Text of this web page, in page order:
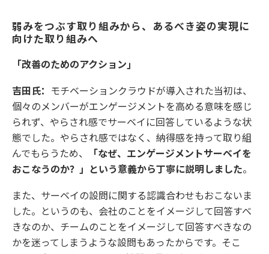
弱みをつぶす取り組みから、あるべき姿の実現に
向けた取り組みへ
「改善のためのアクション」
吉田氏： モチベーションクラウドが導入された当初は、
個々のメンバーがエンゲージメントを高める意味を感じ
られず、やらされ感でサーベイに回答しているような状
態でした。やらされ感ではなく、納得感を持って取り組
んでもらうため、
「なぜ、エンゲージメントサーベイを
おこなうのか？」という意義から丁寧に説明しました。
また、サーベイの設問に関する認識合わせもおこないま
した。というのも、会社のことをイメージして回答すべ
きなのか、チームのことをイメージして回答すべきなの
かを迷ってしまうような設問もあったからです。そこ